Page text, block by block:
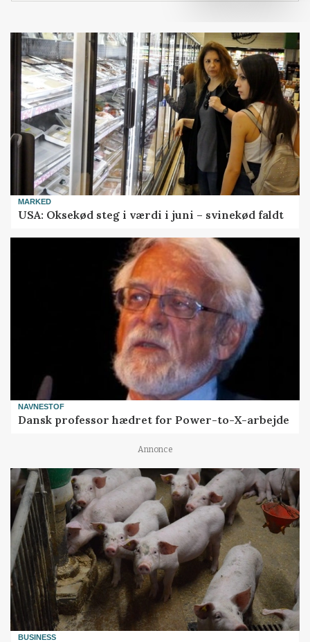
MARKED
USA: Oksekød steg i værdi i juni – svinekød faldt
NAVNESTOF
Dansk professor hædret for Power-to-X-arbejde
Annonce
BUSINESS